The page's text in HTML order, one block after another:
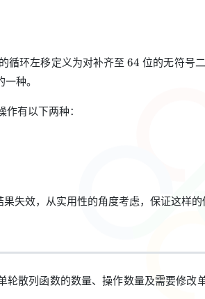
循环左移定义为对补齐至64
64 位的无符号
种。
有以下两种：
失效，从实用性的角度考虑，保证这样
轮散列函数的数量、操作数量及需要修改